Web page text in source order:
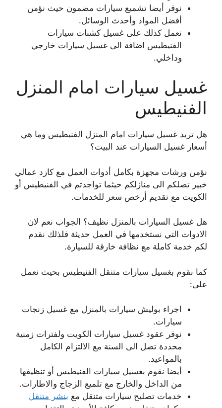
نوفر أيضا تشميع سيارات مضمون حيث نؤمن
أفضل المواد وأحدث الوسائل.
نعمل كذلك على غسيل كشنات سيارات
الفنيطيس اضافة الى غسيل سيارات خارجي
وداخلي.
غسيل سيارات امام المنزل
الفنيطيس
هل تريد غسيل سيارات امام المنزل الفنيطيس وما هي
أسعار غسيل السيارات عند البيت؟
نؤمن ورشات مجهزة بكامل أدوات العمل مع كارد عمالي
خبير تصلكم الى منازلكم حيثما تواجدتم في الفنيطيس أو
الكويت مع تقديم أرخص سعر للخدمات.
هل غسيل السيارات بالمنزل نظيف؟ الجواب نعم لان
الادوات التي نستخدمها في العمل حديثة فلذلك نقدم
لكم خدمة كاملة مع نظافة خارقة للسيارة.
كما نقوم بغسيل سيارات متنقل الفنيطيس بحيث نعمل
على:
اجراء بوليش سيارات بالمنزل مع غسيل زنجات
سيارات.
نوفر عقود غسيل سيارات الكويت ولفترات زمنية
محددة تصل الى السنة مع الالتزام الكامل
بالمواعيد.
أيضا نقوم بغسيل سيارات الفنيطيس أو تنظيفها
من الداخل والخارج مع تلميع الزجاج والاطارات.
خدمات تصليح سيارات متنقل مع بنشر متنقل